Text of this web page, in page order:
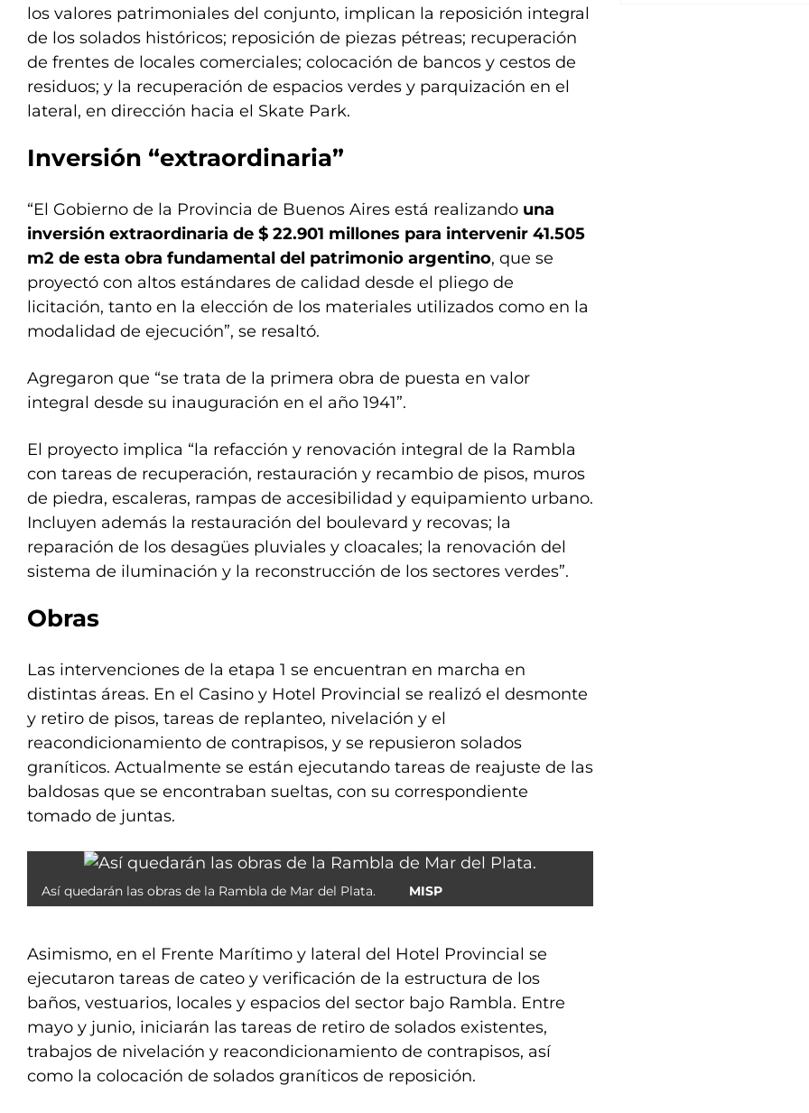
los valores patrimoniales del conjunto, implican la reposición integral
de los solados históricos; reposición de piezas pétreas; recuperación
de frentes de locales comerciales; colocación de bancos y cestos de
residuos; y la recuperación de espacios verdes y parquización en el
lateral, en dirección hacia el Skate Park.
Inversión “extraordinaria”
“El Gobierno de la Provincia de Buenos Aires está realizando una
inversión extraordinaria de $ 22.901 millones para intervenir 41.505
m2 de esta obra fundamental del patrimonio argentino, que se
proyectó con altos estándares de calidad desde el pliego de
licitación, tanto en la elección de los materiales utilizados como en la
modalidad de ejecución”, se resaltó.
Agregaron que “se trata de la primera obra de puesta en valor
integral desde su inauguración en el año 1941”.
El proyecto implica “la refacción y renovación integral de la Rambla
con tareas de recuperación, restauración y recambio de pisos, muros
de piedra, escaleras, rampas de accesibilidad y equipamiento urbano.
Incluyen además la restauración del boulevard y recovas; la
reparación de los desagües pluviales y cloacales; la renovación del
sistema de iluminación y la reconstrucción de los sectores verdes”.
Obras
Las intervenciones de la etapa 1 se encuentran en marcha en
distintas áreas. En el Casino y Hotel Provincial se realizó el desmonte
y retiro de pisos, tareas de replanteo, nivelación y el
reacondicionamiento de contrapisos, y se repusieron solados
graníticos. Actualmente se están ejecutando tareas de reajuste de las
baldosas que se encontraban sueltas, con su correspondiente
tomado de juntas.
Así quedarán las obras de la Rambla de Mar del Plata. MISP
Asimismo, en el Frente Marítimo y lateral del Hotel Provincial se
ejecutaron tareas de cateo y verificación de la estructura de los
baños, vestuarios, locales y espacios del sector bajo Rambla. Entre
mayo y junio, iniciarán las tareas de retiro de solados existentes,
trabajos de nivelación y reacondicionamiento de contrapisos, así
como la colocación de solados graníticos de reposición.